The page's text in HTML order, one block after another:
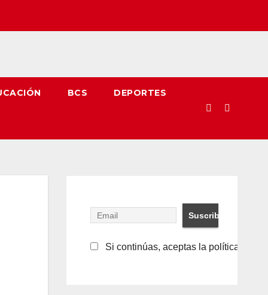
BCS DEPORTES
Si continúas, aceptas la política de